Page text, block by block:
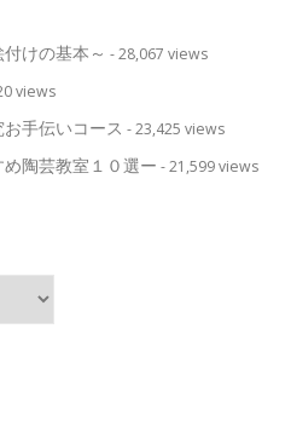
けの基本～ - 28,067 views
views
手伝いコース - 23,425 views
陶芸教室１０選ー - 21,599 views